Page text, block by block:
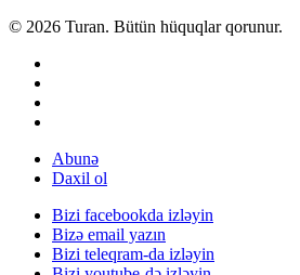
© 2026 Turan. Bütün hüquqlar qorunur.
Abunə
Daxil ol
Bizi facebookda izləyin
Bizə email yazın
Bizi teleqram-da izləyin